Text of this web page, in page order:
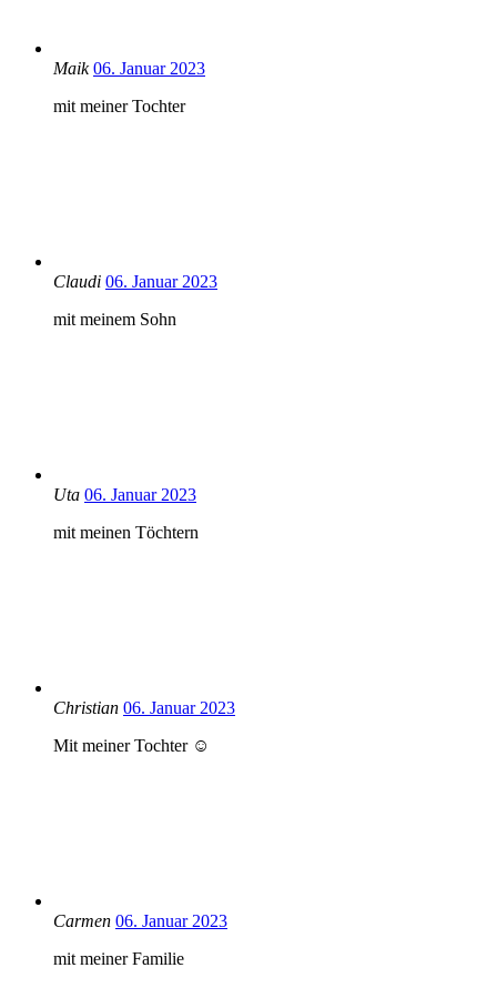
Maik 06. Januar 2023
mit meiner Tochter
Claudi 06. Januar 2023
mit meinem Sohn
Uta 06. Januar 2023
mit meinen Töchtern
Christian 06. Januar 2023
Mit meiner Tochter ☺️
Carmen 06. Januar 2023
mit meiner Familie